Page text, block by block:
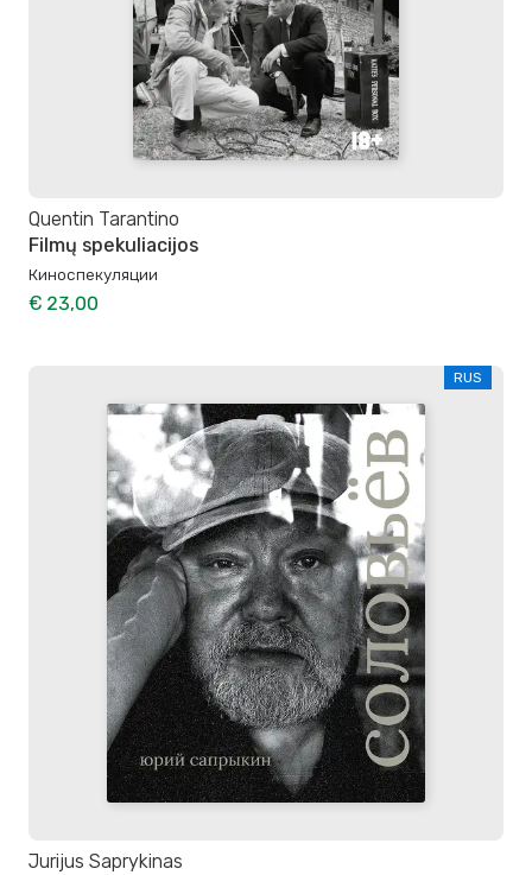
Quentin Tarantino
Filmų spekuliacijos
Киноспекуляции
€ 23,00
RUS
Jurijus Saprykinas